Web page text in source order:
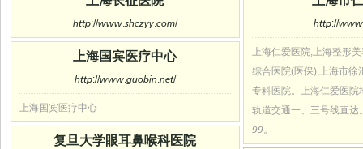
http://www.shczyy.com/ http://
上海仁爱医院,上海整形
综合医院(医保),上海市徐
专科医院。上海仁爱医院
轨道交通一、三号线直
99。
上海国宾医疗中心
http://www.guobin.net/
上海国宾医疗中心
复旦大学眼耳鼻喉科医院